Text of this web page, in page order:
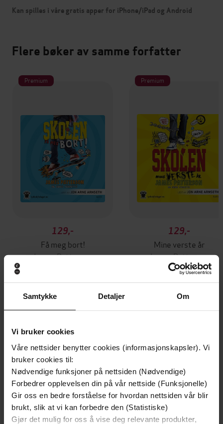
Samtykke Detaljer Om
Vi bruker cookies
Våre nettsider benytter cookies (informasjonskapsler). Vi
bruker cookies til:
Nødvendige funksjoner på nettsiden (Nødvendige)
Forbedrer opplevelsen din på vår nettside (Funksjonelle)
Gir oss en bedre forståelse for hvordan nettsiden vår blir
brukt, slik at vi kan forbedre den (Statistiske)
Gjør det mulig for oss å vise deg relevante produkter,
Kan spilles i våre gratis apper for iPhone/iPad og Android
Flere bøker av samme forfatter
Premium
129,-
Få meg bort!
James Patterson
Premium
129,-
Mine verste år
James Patterson
LYDBOK
Premium
Premium